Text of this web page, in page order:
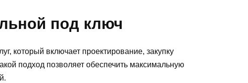
под ключ
который включает проектирование, закупку
подход позволяет обеспечить максимальную